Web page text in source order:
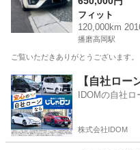
フィット
120,000km
播磨高岡駅
ご覧いただきありがとうございます
兵庫 姫路市 播磨高岡駅
【自社ロー
IDOMの自社
株式会社IDOM